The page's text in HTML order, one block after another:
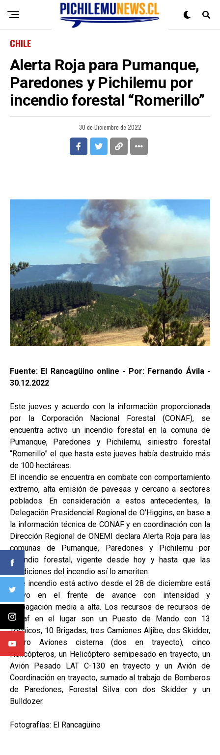
CHILE
Alerta Roja para Pumanque,
Paredones y Pichilemu por
incendio forestal “Romerillo”
30 de Diciembre de 2022
Fuente: El Rancagüino online - Por: Fernando Ávila -
30.12.2022
Este jueves y acuerdo con la información proporcionada
por la Corporación Nacional Forestal (CONAF), se
encuentra activo un incendio forestal en la comuna de
Pumanque, Paredones y Pichilemu, siniestro forestal
“Romerillo” el que hasta este jueves había destruido más
de 100 hectáreas.
El incendio se encuentra en combate con comportamiento
extremo, alta emisión de pavesas y cercano a sectores
poblados. En consideración a estos antecedentes, la
Delegación Presidencial Regional de O’Higgins, en base a
la información técnica de CONAF y en coordinación con la
Dirección Regional de ONEMI declara Alerta Roja para las
comunas de Pumanque, Paredones y Pichilemu por
incendio forestal, vigente desde hoy y hasta que las
condiciones del incendio así lo ameriten.
Este incendio está activo desde el 28 de diciembre está
activo en el frente de avance con intensidad y
propagación media a alta. Los recursos de recursos de
Conaf en el lugar son un Puesto de Mando con 13
Técnicos, 10 Brigadas, tres Camiones Aljibe, dos Skidder,
cuatro Aviones cisterna (dos en trayecto), cinco
Helicópteros, un Helicóptero semipesado en trayecto, un
Avión Pesado LAT C-130 en trayecto y un Avión de
Coordinación en trayecto, sumado al trabajo de Bomberos
de Paredones, Forestal Silva con dos Skidder y un
Bulldozer.
Fotografías: El Rancagüino